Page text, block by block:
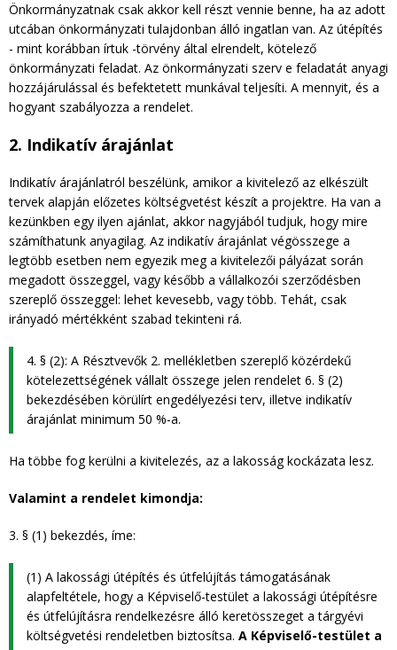
Önkormányzatnak csak akkor kell részt vennie benne, ha az adott
utcában önkormányzati tulajdonban álló ingatlan van. Az útépítés
- mint korábban írtuk -törvény által elrendelt, kötelező
önkormányzati feladat. Az önkormányzati szerv e feladatát anyagi
hozzájárulással és befektetett munkával teljesíti. A mennyit, és a
hogyant szabályozza a rendelet.
2. Indikatív árajánlat
Indikatív árajánlatról beszélünk, amikor a kivitelező az elkészült
tervek alapján előzetes költségvetést készít a projektre. Ha van a
kezünkben egy ilyen ajánlat, akkor nagyjából tudjuk, hogy mire
számíthatunk anyagilag. Az indikatív árajánlat végösszege a
legtöbb esetben nem egyezik meg a kivitelezői pályázat során
megadott összeggel, vagy később a vállalkozói szerződésben
szereplő összeggel: lehet kevesebb, vagy több. Tehát, csak
irányadó mértékként szabad tekinteni rá.
4. § (2): A Résztvevők 2. mellékletben szereplő közérdekű
kötelezettségének vállalt összege jelen rendelet 6. § (2)
bekezdésében körülírt engedélyezési terv, illetve indikatív
árajánlat minimum 50 %-a.
Ha többe fog kerülni a kivitelezés, az a lakosság kockázata lesz.
Valamint a rendelet kimondja:
3. § (1) bekezdés, íme:
(1) A lakossági útépítés és útfelújítás támogatásának
alapfeltétele, hogy a Képviselő-testület a lakossági útépítésre
és útfelújításra rendelkezésre álló keretösszeget a tárgyévi
költségvetési rendeletben biztosítsa. A Képviselő-testület a